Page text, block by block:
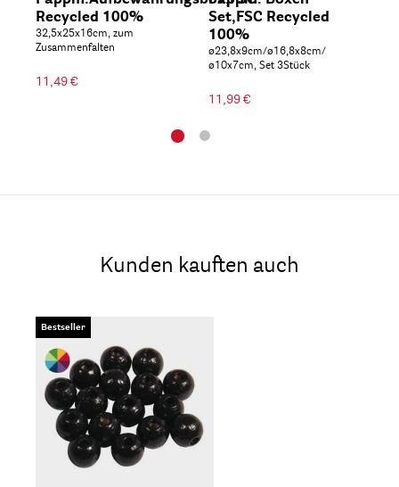
Recycled 100%
32,5x25x16cm, zum
Zusammenfalten
11,49 €
Set,FSC Recycled
100%
ø23,8x9cm/ø16,8x8cm/
ø10x7cm, Set 3Stück
11,99 €
Kunden kauften auch
Bestseller